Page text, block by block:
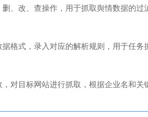
删、改、查操作，用于抓取舆情数据的
格式，录入对应的解析规则，用于任务
对目标网站进行抓取，根据企业名和